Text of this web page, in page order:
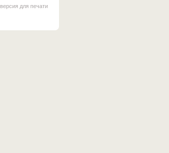
версия для печати